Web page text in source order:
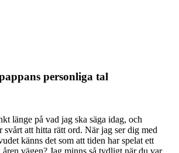
personliga tal
länge på vad jag ska säga idag, och
svårt att hitta rätt ord. När jag ser dig med
känns det som att tiden har spelat ett
vägen? Jag minns så tydligt när du var